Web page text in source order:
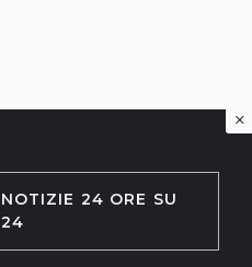
NOTIZIE 24 ORE SU
24
×